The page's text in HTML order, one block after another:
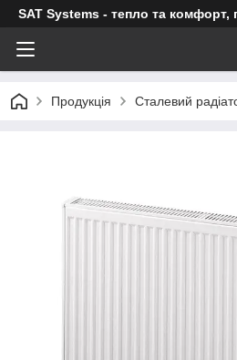
SAT Systems - тепло та комфорт,
Продукція Сталевий